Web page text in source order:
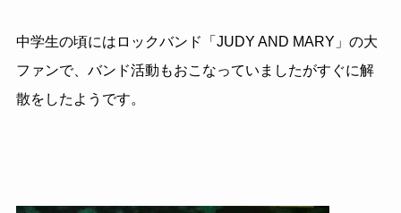
中学生の頃にはロックバンド「JUDY AND MARY」の大
ファンで、バンド活動もおこなっていましたがすぐに解
散をしたようです。